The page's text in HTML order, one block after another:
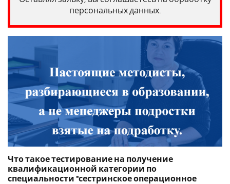
персональных данных.
Что такое тестирование на получение
квалификационной категории по
специальности "сестринское операционное